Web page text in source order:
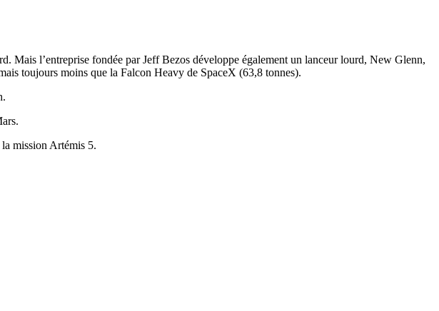
Mais l’entreprise fondée par Jeff Bezos développe également un lanceur lourd, New Glenn,
toujours moins que la Falcon Heavy de SpaceX (63,8 tonnes).
mission Artémis 5.